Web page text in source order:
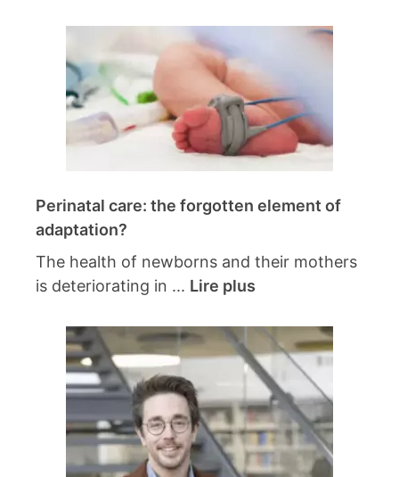
Perinatal care: the forgotten element of
adaptation?
The health of newborns and their mothers
is deteriorating in ... Lire plus